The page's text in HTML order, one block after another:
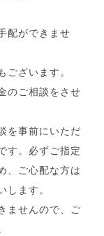
配ができませ
ざいます。
のご相談をさせ
を事前にいただ
す。必ずご指定
、ご心配な方は
します。
ませんので、ご